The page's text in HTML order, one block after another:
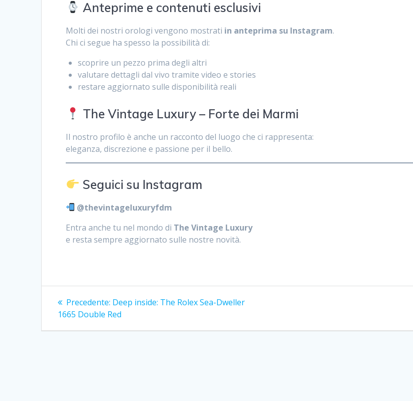
Anteprime e contenuti esclusivi
Molti dei nostri orologi vengono mostrati in anteprima su Instagram.
Chi ci segue ha spesso la possibilità di:
scoprire un pezzo prima degli altri
valutare dettagli dal vivo tramite video e stories
restare aggiornato sulle disponibilità reali
The Vintage Luxury – Forte dei Marmi
Il nostro profilo è anche un racconto del luogo che ci rappresenta:
eleganza, discrezione e passione per il bello.
Seguici su Instagram
@thevintageluxuryfdm
Entra anche tu nel mondo di The Vintage Luxury
e resta sempre aggiornato sulle nostre novità.
Navigazione
articoli
Precedente: Articolo
precedente:
Deep inside: The Rolex Sea-Dweller
1665 Double Red